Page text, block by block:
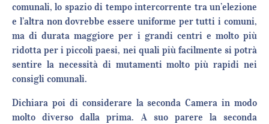
comunali, lo spazio di tempo intercorrente tra un’elezione
e l’altra non dovrebbe essere uniforme per tutti i comuni,
ma di durata maggiore per i grandi centri e molto più
ridotta per i piccoli paesi, nei quali più facilmente si potrà
sentire la necessità di mutamenti molto più rapidi nei
consigli comunali.
Dichiara poi di considerare la seconda Camera in modo
molto diverso dalla prima. A suo parere la seconda